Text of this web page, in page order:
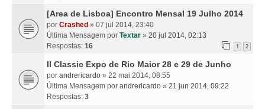
[Area de Lisboa] Encontro Mensal 19 Julho 2014
por Crashed » 07 jul 2014, 23:40
Última Mensagem por Textar » 20 jul 2014, 02:13
Respostas: 16 1 2
II Classic Expo de Rio Maior 28 e 29 de Junho
por andrericardo » 22 mai 2014, 08:55
Última Mensagem por andrericardo » 21 jun 2014, 09:22
Respostas: 3